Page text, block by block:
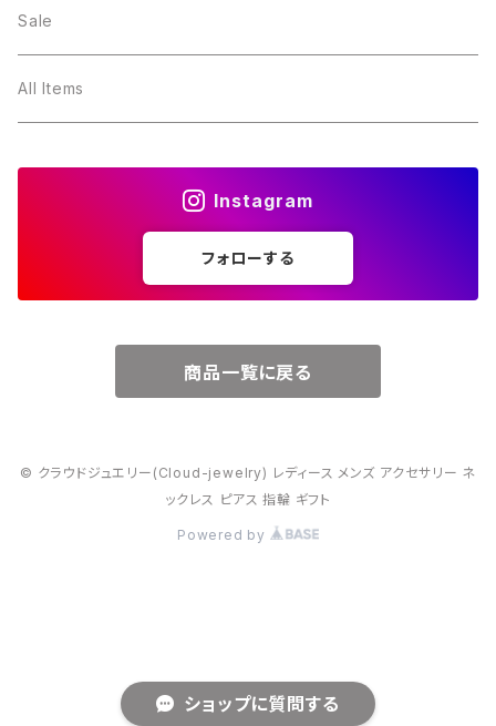
ショップに質問する
２月・アメジスト
３月・アクアマリン
～5000円
～10000円
Sale
All Items
Instagram
フォローする
商品一覧に戻る
© クラウドジュエリー(Cloud-jewelry) レディース メンズ アクセサリー ネ
ックレス ピアス 指輪 ギフト
Powered by